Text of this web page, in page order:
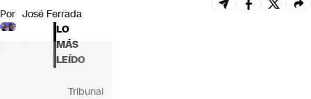
Por José Ferrada
LO
MÁS
LEÍDO
Tribunal